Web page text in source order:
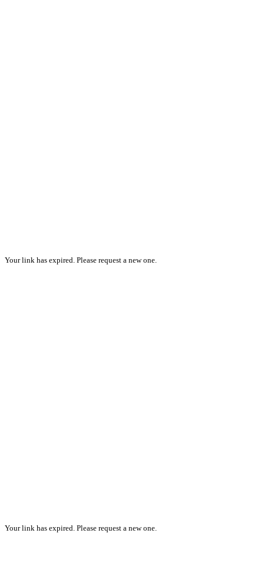
Your link has expired. Please request a new one.
Your link has expired. Please request a new one.